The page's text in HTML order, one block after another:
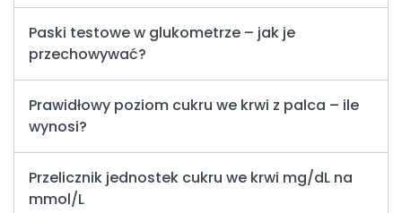
Paski testowe w glukometrze – jak je
przechowywać?
Prawidłowy poziom cukru we krwi z palca – ile
wynosi?
Przelicznik jednostek cukru we krwi mg/dL na
mmol/L